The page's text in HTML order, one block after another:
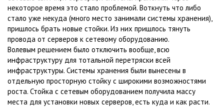
некоторое время это стало проблемой. Воткнуть что либо
стало уже некуда (много место занимали системы хранения),
пришлось брать новые стойки. Из них пришлось тянуть
провода от серверов к сетевому оборудованию.
Волевым решением было отключить вообще, всю
инфраструктуру для тотальной перетряски всей
инфраструктуры. Системы хранения были вынесены в
отдельную просторную стойку с широкими возможностями
роста. Стойка с сетевым оборудованием получила массу
места для установки новых серверов, есть куда и как расти.